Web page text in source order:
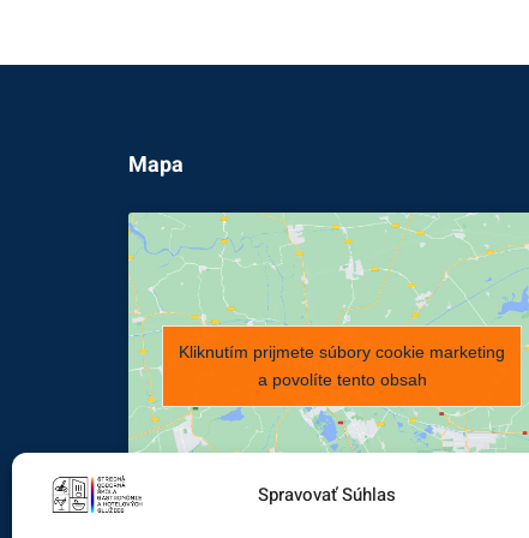
Spravovať Súhlas
Mapa
Kliknutím prijmete súbory cookie marketing
a povolíte tento obsah